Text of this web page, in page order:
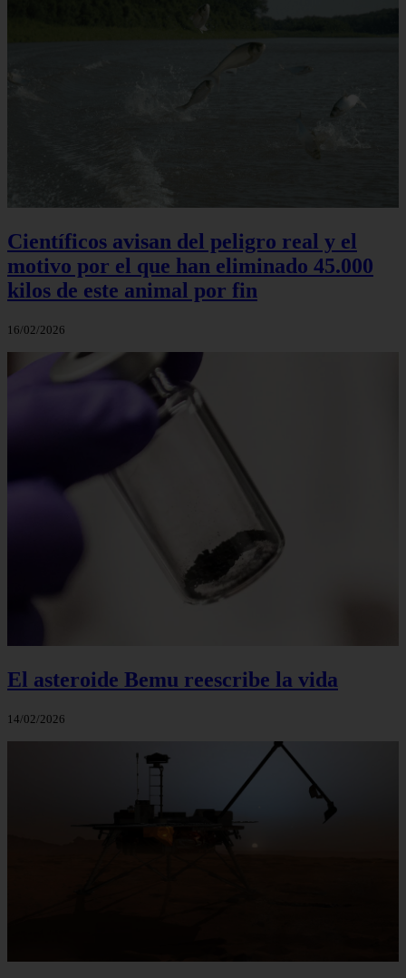
Científicos avisan del peligro real y el
motivo por el que han eliminado 45.000
kilos de este animal por fin
16/02/2026
El asteroide Bemu reescribe la vida
14/02/2026